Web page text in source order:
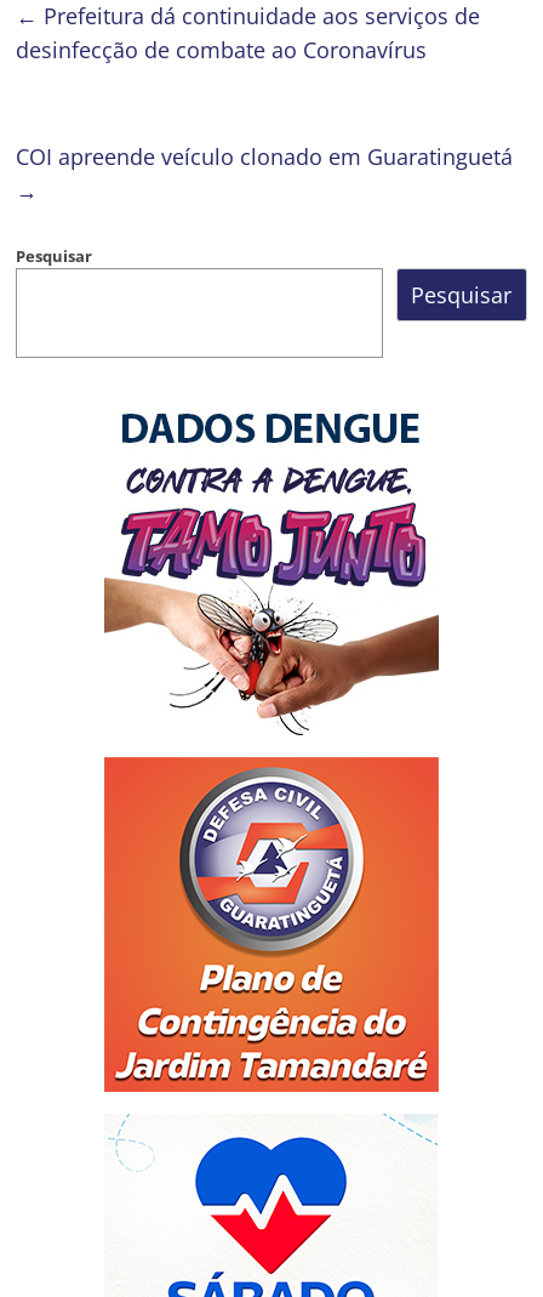
← Prefeitura dá continuidade aos serviços de
desinfecção de combate ao Coronavírus
COI apreende veículo clonado em Guaratinguetá
→
Pesquisar
Pesquisar